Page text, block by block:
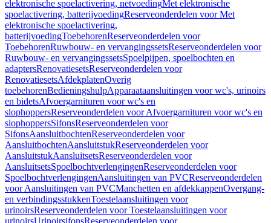
elektronische spoelactivering, netvoedingMet elektronische
spoelactivering, batterijvoedingReserveonderdelen voor Met
elektronische spoelactivering,
batterijvoedingToebehorenReserveonderdelen voor
ToebehorenRuwbouw- en vervangingssetsReserveonderdelen voor
Ruwbouw- en vervangingssetsSpoelpijpen, spoelbochten en
adaptersRenovatiesetsReserveonderdelen voor
RenovatiesetsAfdekplatenOverig
toebehorenBedieningshulpApparaataansluitingen voor wc's, urinoirs
en bidetsAfvoergarnituren voor wc's en
slophoppersReserveonderdelen voor Afvoergarnituren voor wc's en
slophoppersSifonsReserveonderdelen voor
SifonsAansluitbochtenReserveonderdelen voor
AansluitbochtenAansluitstukReserveonderdelen voor
AansluitstukAansluitsetsReserveonderdelen voor
AansluitsetsSpoelbochtverlengingenReserveonderdelen voor
SpoelbochtverlengingenAansluitingen van PVCReserveonderdelen
voor Aansluitingen van PVCManchetten en afdekkappenOvergang-
en verbindingsstukkenToestelaansluitingen voor
urinoirsReserveonderdelen voor Toestelaansluitingen voor
urinoirsUrinoirsifonsReserveonderdelen voor